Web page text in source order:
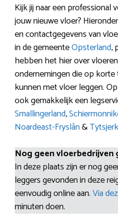
Kijk jij naar een professional
jouw nieuwe vloer?
en contactgegevens van
in de gemeenteOpsterland,
hebben het hier over
ondernemingen die op korte
kunnen met vloer leggen.
ook gemakkelijk een
Smallingerland,
Noardeast-Fryslân&
Nog geen vloerbedrijven
In deze plaats zijn er nog
leggers gevonden in deze
eenvoudig online aan.Via
minuten doen.